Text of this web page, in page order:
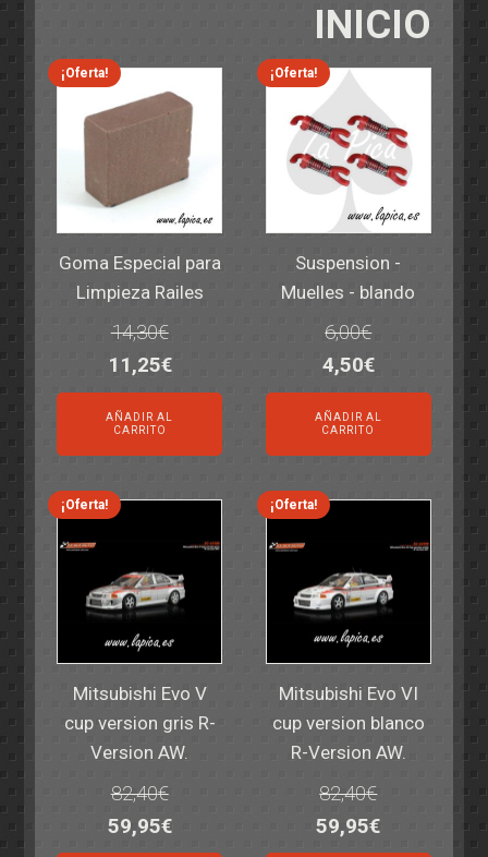
INICIO
¡Oferta!
Goma Especial para
Limpieza Railes
14,30€
El
precio
original
era:
14,30€.
11,25€El
precio
actual
es:
11,25€.
AÑADIR AL
CARRITO
¡Oferta!
Suspension -
Muelles - blando
6,00€
El
precio
original
era:
6,00€.
4,50€El
precio
actual
es:
4,50€.
AÑADIR AL
CARRITO
¡Oferta!
Mitsubishi Evo V
cup version gris R-
Version AW.
82,40€
El
59,95€El
¡Oferta!
Mitsubishi Evo VI
cup version blanco
R-Version AW.
82,40€
El
59,95€El